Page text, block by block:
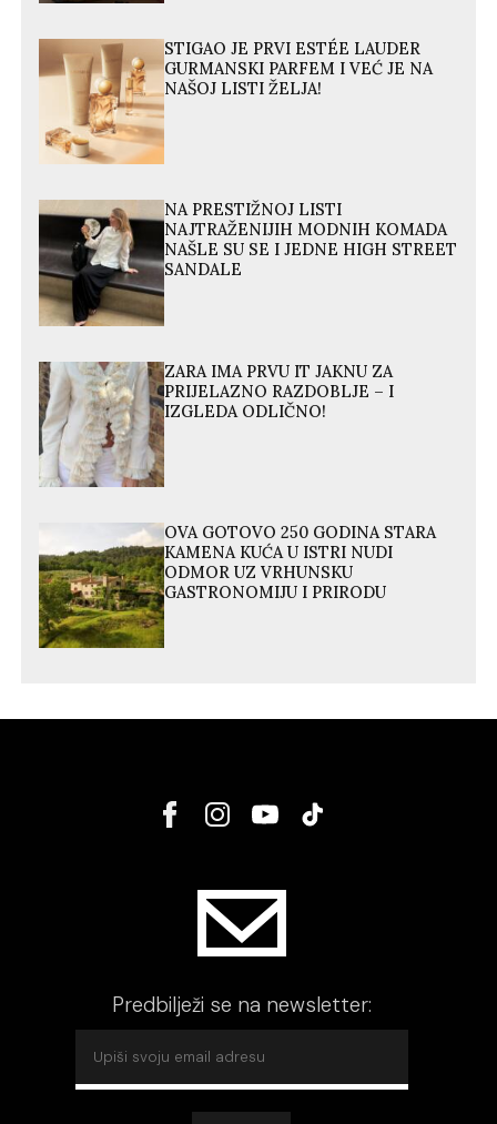
STIGAO JE PRVI ESTÉE LAUDER
GURMANSKI PARFEM I VEĆ JE NA
NAŠOJ LISTI ŽELJA!
NA PRESTIŽNOJ LISTI
NAJTRAŽENIJIH MODNIH KOMADA
NAŠLE SU SE I JEDNE HIGH STREET
SANDALE
ZARA IMA PRVU IT JAKNU ZA
PRIJELAZNO RAZDOBLJE – I
IZGLEDA ODLIČNO!
OVA GOTOVO 250 GODINA STARA
KAMENA KUĆA U ISTRI NUDI
ODMOR UZ VRHUNSKU
GASTRONOMIJU I PRIRODU
Predbilježi se na newsletter: